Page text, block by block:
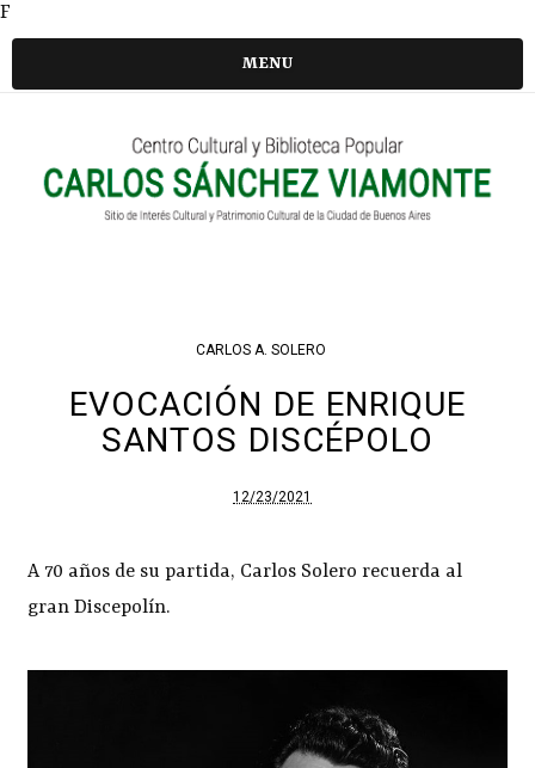
F
MENU
CARLOS A. SOLERO
EVOCACIÓN DE ENRIQUE
SANTOS DISCÉPOLO
12/23/2021
A 70 años de su partida, Carlos Solero recuerda al
gran Discepolín.